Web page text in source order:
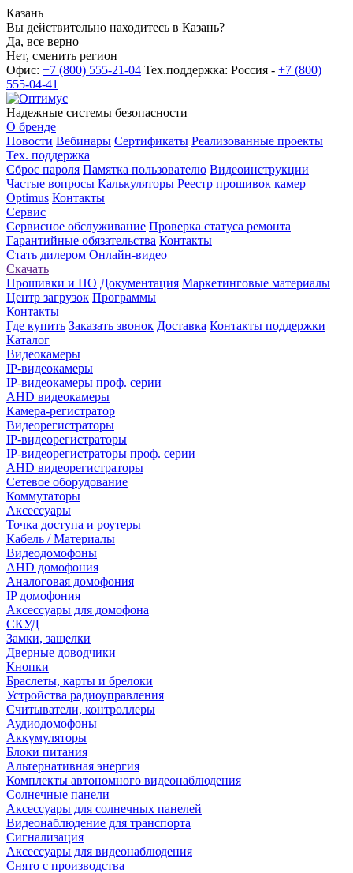
Казань
Вы действительно находитесь в Казань?
Да, все верно
Нет, сменить регион
Офис: +7 (800) 555-21-04 Тех.поддержка: Россия - +7 (800)
555-04-41
Надежные системы безопасности
О бренде
Новости Вебинары Сертификаты Реализованные проекты
Тех. поддержка
Сброс пароля Памятка пользователю Видеоинструкции
Частые вопросы Калькуляторы Реестр прошивок камер
Optimus Контакты
Сервис
Сервисное обслуживание Проверка статуса ремонта
Гарантийные обязательства Контакты
Стать дилером Онлайн-видео
Скачать
Прошивки и ПО Документация Маркетинговые материалы
Центр загрузок Программы
Контакты
Где купить Заказать звонок Доставка Контакты поддержки
Каталог
Видеокамеры
IP-видеокамеры
IP-видеокамеры проф. серии
AHD видеокамеры
Камера-регистратор
Видеорегистраторы
IP-видеорегистраторы
IP-видеорегистраторы проф. серии
AHD видеорегистраторы
Сетевое оборудование
Коммутаторы
Аксессуары
Точка доступа и роутеры
Кабель / Материалы
Видеодомофоны
AHD домофония
Аналоговая домофония
IP домофония
Аксессуары для домофона
СКУД
Замки, защелки
Дверные доводчики
Кнопки
Браслеты, карты и брелоки
Устройства радиоуправления
Считыватели, контроллеры
Аудиодомофоны
Аккумуляторы
Блоки питания
Альтернативная энергия
Комплекты автономного видеонаблюдения
Солнечные панели
Аксессуары для солнечных панелей
Видеонаблюдение для транспорта
Сигнализация
Аксессуары для видеонаблюдения
Снято с производства